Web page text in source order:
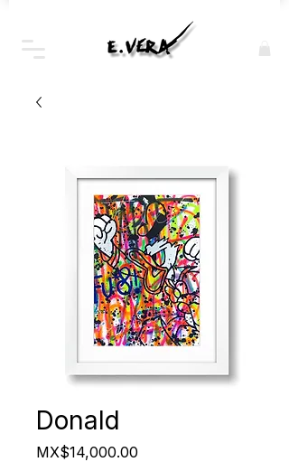
Donald
MX$14,000.00